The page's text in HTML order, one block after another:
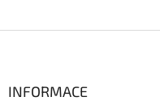
INFORMACE